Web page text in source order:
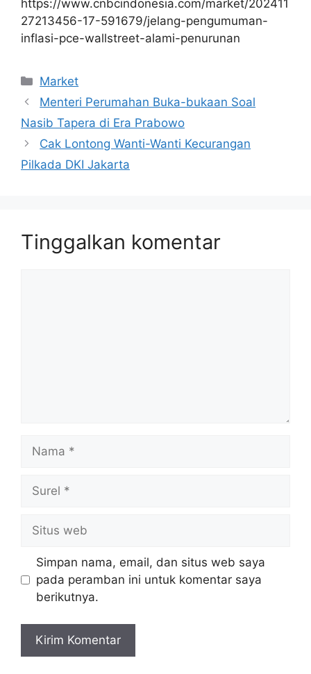
https://www.cnbcindonesia.com/market/202411
27213456-17-591679/jelang-pengumuman-
inflasi-pce-wallstreet-alami-penurunan
Kategori
Market
Menteri Perumahan Buka-bukaan Soal
Nasib Tapera di Era Prabowo
Cak Lontong Wanti-Wanti Kecurangan
Pilkada DKI Jakarta
Tinggalkan komentar
Nama
Surel
Situs
web
Simpan nama, email, dan situs web saya
pada peramban ini untuk komentar saya
berikutnya.